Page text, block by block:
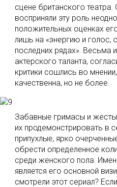
сцене британского театра.
восприняли эту роль
положительных оценках
лишь на «энергию и
последних рядах». Весьма
актерского таланта,
критики сошлись во
качественна, но не более.
Забавные гримасы и
их продемонстрировать в
припухлые, ярко
обрести определенное
среди женского пола.
является его основной
смотрели этот сериал?